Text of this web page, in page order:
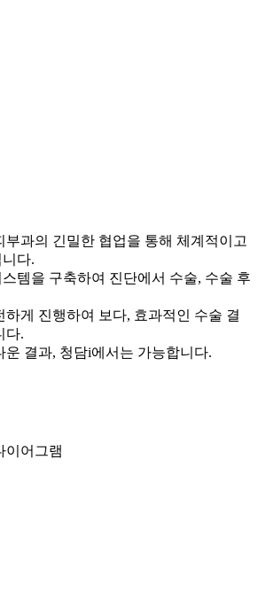
부과의 긴밀한 협업을 통해 체계적이고
다.
템을 구축하여 진단에서 수술, 수술 후
하게 진행하여 보다, 효과적인 수술 결
다.
운 결과, 청담i에서는 가능합니다.